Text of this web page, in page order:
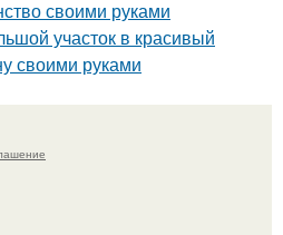
своими руками
участок в красивый
своими руками